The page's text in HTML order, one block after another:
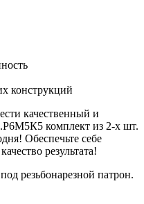
конструкций
качественный и
комплект из 2-х шт.
Обеспечьте себе
результата!
резьбонарезной патрон.